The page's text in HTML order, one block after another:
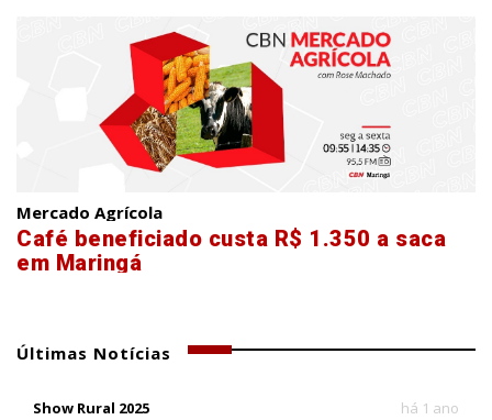
Mercado Agrícola
Café beneficiado custa R$ 1.350 a saca
em Maringá
Últimas Notícias
Show Rural 2025 há 1 ano